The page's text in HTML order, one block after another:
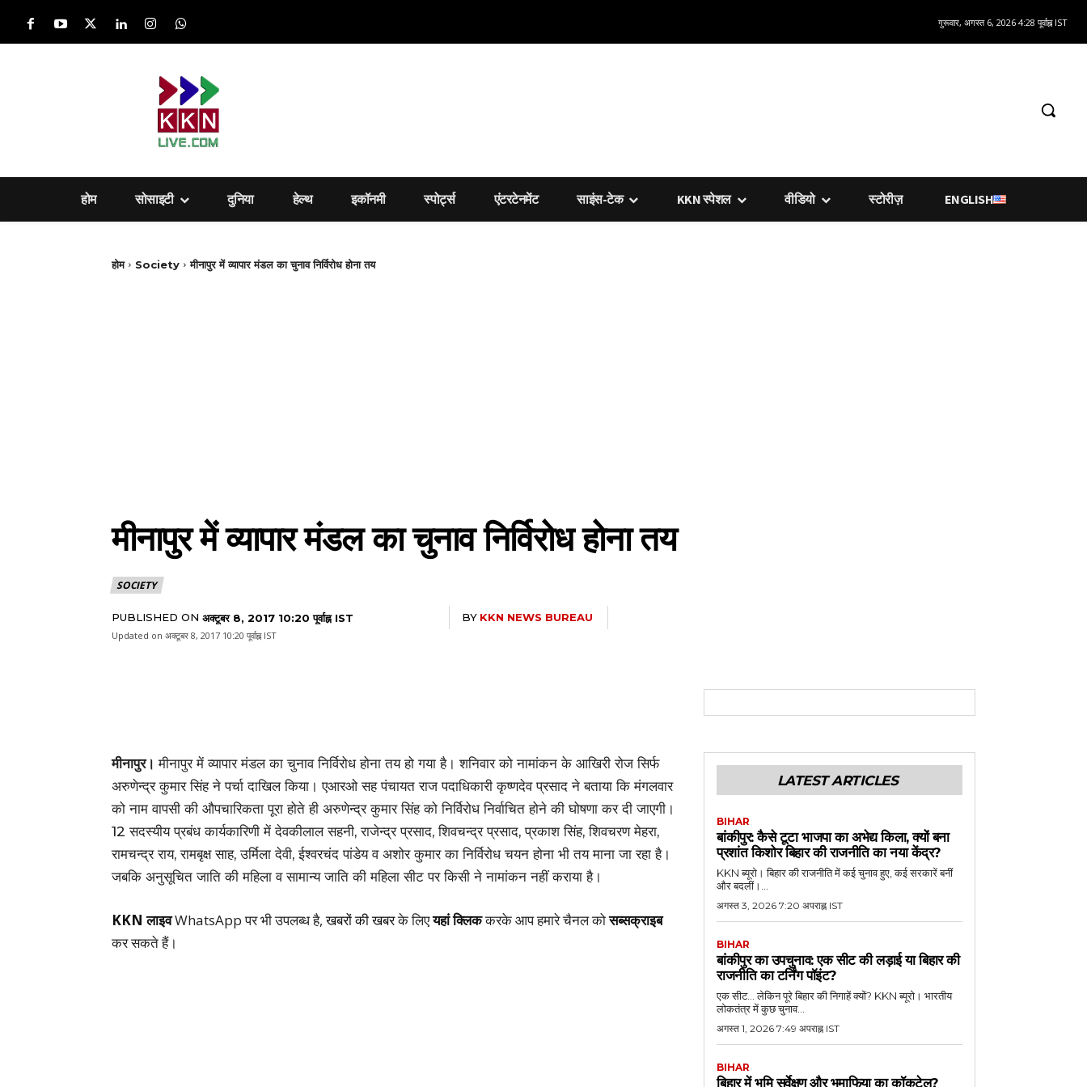
गुरूवार, अगस्त 6, 2026 4:28 पूर्वाह्न IST
होम सोसाइटी दुनिया हेल्‍थ इकॉनमी स्पोर्ट्स एंटरटेनमेंट साइंस-टेक KKN स्पेशल वीडियो स्टोरीज़ ENGLISH
होम Society मीनापुर में व्यापार मंडल का चुनाव निर्विरोध होना तय
मीनापुर में व्यापार मंडल का चुनाव निर्विरोध होना तय
SOCIETY
PUBLISHED ON अक्टूबर 8, 2017 10:20 पूर्वाह्न IST BY KKN NEWS BUREAU
Updated on अक्टूबर 8, 2017 10:20 पूर्वाह्न IST
मीनापुर। मीनापुर में व्यापार मंडल का चुनाव निर्विरोध होना तय हो गया है। शनिवार को नामांकन के आखिरी रोज सिर्फ
अरुणेन्द्र कुमार सिंह ने पर्चा दाखिल किया। एआरओ सह पंचायत राज पदाधिकारी कृष्णदेव प्रसाद ने बताया कि मंगलवार
को नाम वापसी की औपचारिकता पूरा होते ही अरुणेन्द्र कुमार सिंह को निर्विरोध निर्वाचित होने की घोषणा कर दी जाएगी।
12 सदस्यीय प्रबंध कार्यकारिणी में देवकीलाल सहनी, राजेन्द्र प्रसाद, शिवचन्द्र प्रसाद, प्रकाश सिंह, शिवचरण मेहरा,
रामचन्द्र राय, रामबृक्ष साह, उर्मिला देवी, ईश्वरचंद पांडेय व अशोर कुमार का निर्विरोध चयन होना भी तय माना जा रहा है।
जबकि अनुसूचित जाति की महिला व सामान्य जाति की महिला सीट पर किसी ने नामांकन नहीं कराया है।
KKN लाइवWhatsApp पर भी उपलब्ध है,खबरों की खबरके लिएयहां क्लिककरके आप हमारे चैनल कोसब्सक्राइब
कर सकते हैं।
LATEST ARTICLES
BIHAR
बांकीपुर: कैसे टूटा भाजपा का अभेद्य किला, क्यों बना
प्रशांत किशोर बिहार की राजनीति का नया केंद्र?
KKN ब्यूरो। बिहार की राजनीति में कई चुनाव हुए, कई सरकारें बनीं
और बदलीं।...
अगस्त 3, 2026 7:20 अपराह्न IST
BIHAR
बांकीपुर का उपचुनाव: एक सीट की लड़ाई या बिहार की
राजनीति का टर्निंग पॉइंट?
एक सीट... लेकिन पूरे बिहार की निगाहें क्यों? KKN ब्यूरो। भारतीय
लोकतंत्र में कुछ चुनाव...
अगस्त 1, 2026 7:49 अपराह्न IST
BIHAR
बिहार में भूमि सर्वेक्षण और भूमाफिया का कॉकटेल?